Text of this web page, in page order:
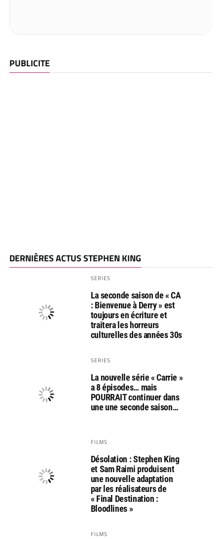
PUBLICITE
DERNIÈRES ACTUS STEPHEN KING
SERIES
La seconde saison de « CA
: Bienvenue à Derry » est
toujours en écriture et
traitera les horreurs
culturelles des années 30s
SERIES
La nouvelle série « Carrie »
a 8 épisodes… mais
POURRAIT continuer dans
une une seconde saison…
FILMS
Désolation : Stephen King
et Sam Raimi produisent
une nouvelle adaptation
par les réalisateurs de
« Final Destination :
Bloodlines »
FILMS